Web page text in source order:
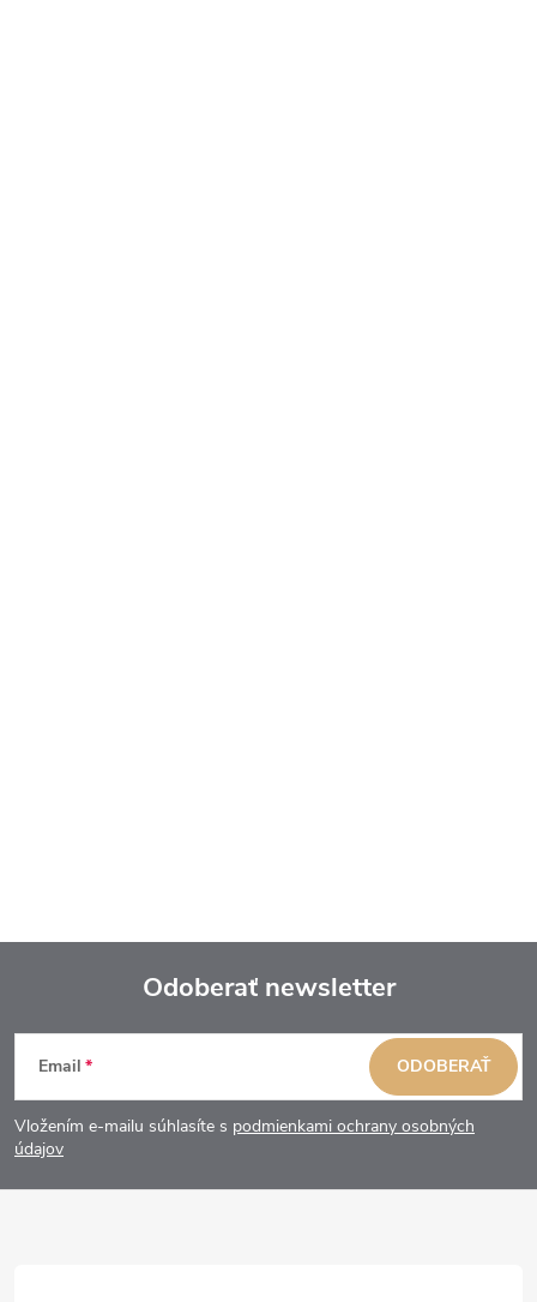
Z
á
p
Odoberať newsletter
Email
Vložením e-mailu súhlasíte s podmienkami ochrany osobných
údajov
ODOBERAŤ